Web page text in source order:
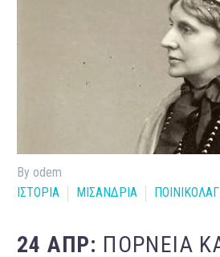
By odem
ΙΣΤΟΡΙΑ
ΜΙΣΑΝΔΡΙΑ
24 ΑΠΡ: ΠΟΡΝΕΊΑ